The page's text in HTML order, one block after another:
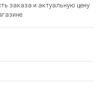
заказа и актуальную цену